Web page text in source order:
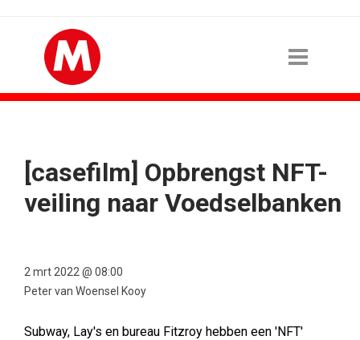
[casefilm] Opbrengst NFT-
veiling naar Voedselbanken
2 mrt 2022 @ 08:00
Peter van Woensel Kooy
Subway, Lay's en bureau Fitzroy hebben een 'NFT'